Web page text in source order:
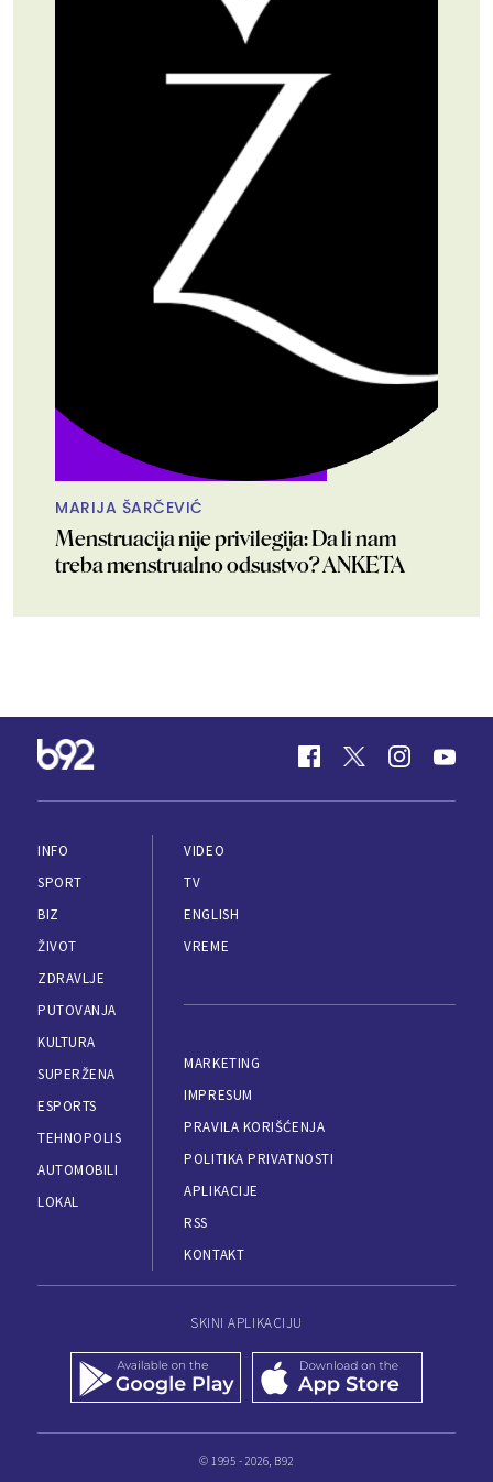
MARIJA ŠARČEVIĆ
Menstruacija nije privilegija: Da li nam
treba menstrualno odsustvo? ANKETA
INFO
SPORT
BIZ
ŽIVOT
ZDRAVLJE
PUTOVANJA
KULTURA
SUPERŽENA
ESPORTS
TEHNOPOLIS
AUTOMOBILI
LOKAL
VIDEO
TV
ENGLISH
VREME
MARKETING
IMPRESUM
PRAVILA KORIŠĆENJA
POLITIKA PRIVATNOSTI
APLIKACIJE
RSS
KONTAKT
SKINI APLIKACIJU
© 1995 - 2026, B92